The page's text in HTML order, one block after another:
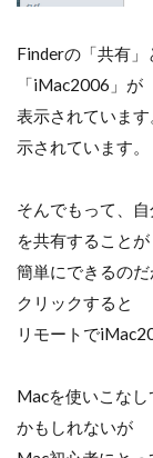
Finderの「共有
「iMac2006」が
表示されていま
示されています。
そんでもって、
を共有することが
簡単にできるの
クリックすると
リモートで
Macを使いこな
かもしれないが